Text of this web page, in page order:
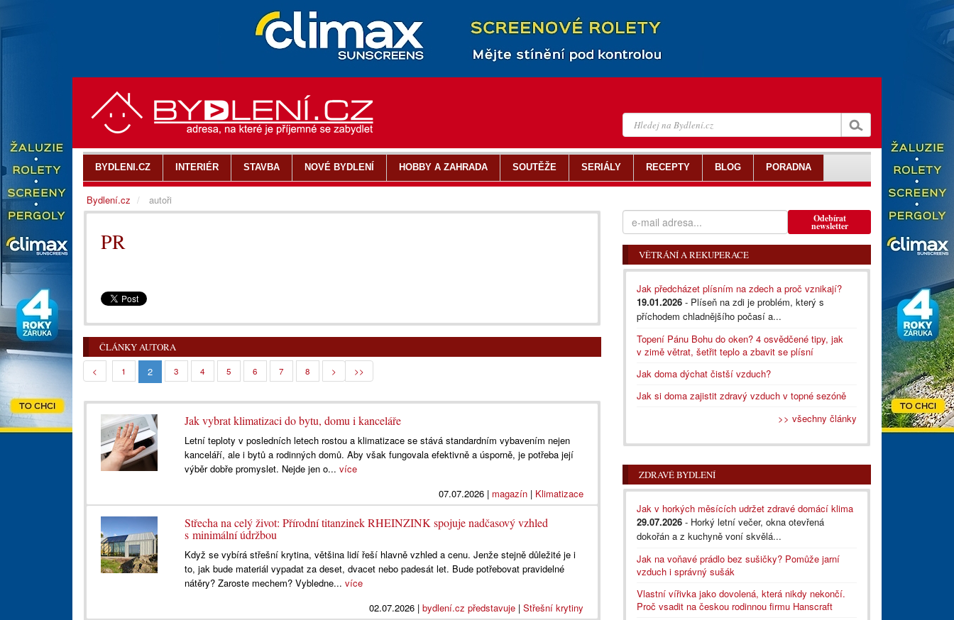
PR
ČLÁNKY AUTORA
< 1 2 3 4 5 6 7 8 > >>
Jak vybrat klimatizaci do bytu, domu i kanceláře
Letní teploty v posledních letech rostou a klimatizace se stává standardním vybavením nejen
kanceláří, ale i bytů a rodinných domů. Aby však fungovala efektivně a úsporně, je potřeba její
výběr dobře promyslet. Nejde jen o...více
07.07.2026| magazín| Klimatizace
Střecha na celý život: Přírodní titanzinek RHEINZINK spojuje nadčasový vzhled
s minimální údržbou
Když se vybírá střešní krytina, většina lidí řeší hlavně vzhled a cenu. Jenže stejně důležité je i
to, jak bude materiál vypadat za deset, dvacet nebo padesát let. Bude potřebovat pravidelné
nátěry? Zaroste mechem? Vybledne...více
02.07.2026| bydlení.cz představuje| Střešní krytiny
Odebírat
newsletter
VĚTRÁNÍ A REKUPERACE
Jak předcházet plísním na zdech a proč vznikají?
19.01.2026 - Plíseň na zdi je problém, který s
příchodem chladnějšího počasí a...
Topení Pánu Bohu do oken? 4 osvědčené tipy, jak
v zimě větrat, šetřit teplo a zbavit se plísní
Jak doma dýchat čistší vzduch?
Jak si doma zajistit zdravý vzduch v topné sezóně
>> všechny články
ZDRAVÉ BYDLENÍ
Jak v horkých měsících udržet zdravé domácí klima
29.07.2026 - Horký letní večer, okna otevřená
dokořán a z kuchyně voní skvělá...
Jak na voňavé prádlo bez sušičky? Pomůže jarní
vzduch i správný sušák
Vlastní vířivka jako dovolená, která nikdy nekončí.
Proč vsadit na českou rodinnou firmu Hanscraft
BYDLENI.CZ INTERIÉR STAVBA NOVÉ BYDLENÍ HOBBY A ZAHRADA SOUTĚŽE SERIÁLY RECEPTY BLOG PORADNA
Bydlení.cz autoři